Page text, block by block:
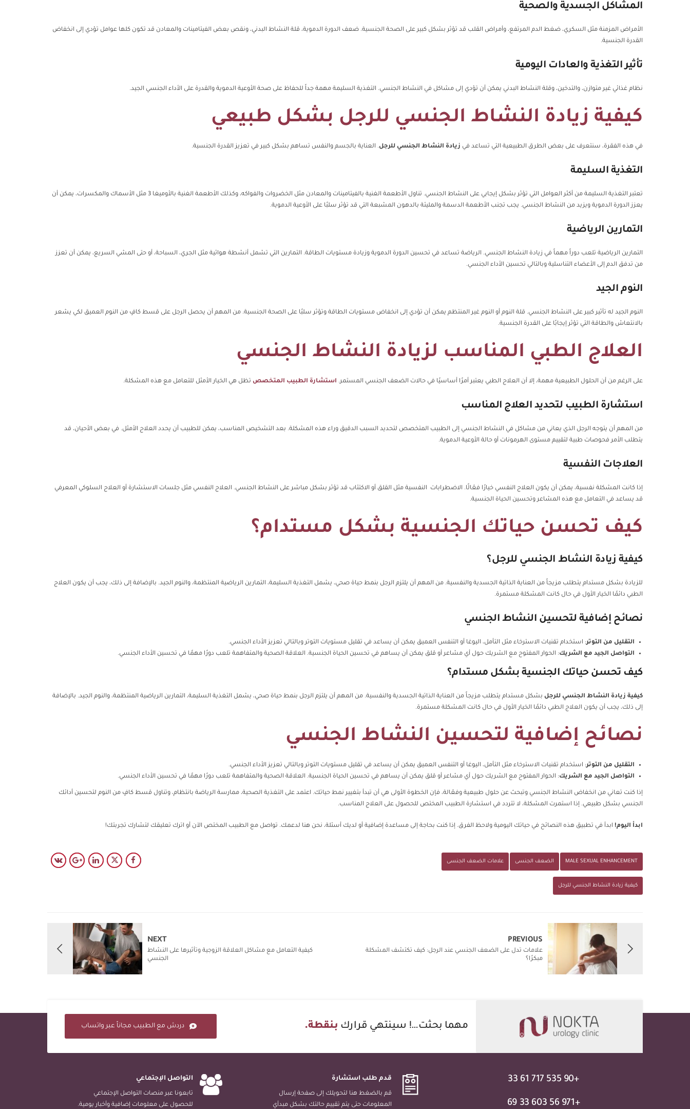
المشاكل الجسدية والصحية
الأمراض المزمنة مثل السكري، ضغط الدم المرتفع، وأمراض القلب قد تؤثر بشكل كبير على الصحة الجنسية. ضعف الدورة الدموية، قلة النشاط البدني، ونقص بعض الفيتامينات والمعادن قد تكون كلها عوامل تؤدي إلى انخفاض
القدرة الجنسية.
تأثير التغذية والعادات اليومية
نظام غذائي غير متوازن، والتدخين، وقلة النشاط البدني يمكن أن تؤدي إلى مشاكل في النشاط الجنسي. التغذية السليمة مهمة جداً للحفاظ على صحة الأوعية الدموية والقدرة على الأداء الجنسي الجيد.
كيفية زيادة النشاط الجنسي للرجل بشكل طبيعي
في هذه الفقرة، سنتعرف على بعض الطرق الطبيعية التي تساعد في زيادة النشاط الجنسي للرجل. العناية بالجسم والنفس تساهم بشكل كبير في تعزيز القدرة الجنسية.
التغذية السليمة
تعتبر التغذية السليمة من أكثر العوامل التي تؤثر بشكل إيجابي على النشاط الجنسي. تناول الأطعمة الغنية بالفيتامينات والمعادن مثل الخضروات والفواكه، وكذلك الأطعمة الغنية بالأوميغا 3 مثل الأسماك والمكسرات، يمكن أن
يعزز الدورة الدموية ويزيد من النشاط الجنسي. يجب تجنب الأطعمة الدسمة والمليئة بالدهون المشبعة التي قد تؤثر سلبًا على الأوعية الدموية.
التمارين الرياضية
التمارين الرياضية تلعب دوراً مهماً في زيادة النشاط الجنسي. الرياضة تساعد في تحسين الدورة الدموية وزيادة مستويات الطاقة. التمارين التي تشمل أنشطة هوائية مثل الجري، السباحة، أو حتى المشي السريع، يمكن أن تعزز
من تدفق الدم إلى الأعضاء التناسلية وبالتالي تحسين الأداء الجنسي.
النوم الجيد
النوم الجيد له تأثير كبير على النشاط الجنسي. قلة النوم أو النوم غير المنتظم يمكن أن تؤدي إلى انخفاض مستويات الطاقة وتؤثر سلبًا على الصحة الجنسية. من المهم أن يحصل الرجل على قسط كافٍ من النوم العميق لكي يشعر
بالانتعاش والطاقة التي تؤثر إيجابًا على القدرة الجنسية.
العلاج الطبي المناسب لزيادة النشاط الجنسي
على الرغم من أن الحلول الطبيعية مهمة، إلا أن العلاج الطبي يعتبر أمرًا أساسيًا في حالات الضعف الجنسي المستمر. استشارة الطبيب المتخصص تظل هي الخيار الأمثل للتعامل مع هذه المشكلة.
استشارة الطبيب لتحديد العلاج المناسب
من المهم أن يتوجه الرجل الذي يعاني من مشاكل في النشاط الجنسي إلى الطبيب المتخصص لتحديد السبب الدقيق وراء هذه المشكلة. بعد التشخيص المناسب، يمكن للطبيب أن يحدد العلاج الأمثل. في بعض الأحيان، قد
يتطلب الأمر فحوصات طبية لتقييم مستوى الهرمونات أو حالة الأوعية الدموية.
العلاجات النفسية
إذا كانت المشكلة نفسية، يمكن أن يكون العلاج النفسي خيارًا فعّالًا. الاضطرابات النفسية مثل القلق أو الاكتئاب قد تؤثر بشكل مباشر على النشاط الجنسي. العلاج النفسي مثل جلسات الاستشارة أو العلاج السلوكي المعرفي
قد يساعد في التعامل مع هذه المشاعر وتحسين الحياة الجنسية.
كيف تحسن حياتك الجنسية بشكل مستدام؟
كيفية زيادة النشاط الجنسي للرجل؟
للزيادة بشكل مستدام يتطلب مزيجاً من العناية الذاتية الجسدية والنفسية. من المهم أن يلتزم الرجل بنمط حياة صحي، يشمل التغذية السليمة، التمارين الرياضية المنتظمة، والنوم الجيد. بالإضافة إلى ذلك، يجب أن يكون العلاج
الطبي دائمًا الخيار الأول في حال كانت المشكلة مستمرة.
نصائح إضافية لتحسين النشاط الجنسي
التقليل من التوتر: استخدام تقنيات الاسترخاء مثل التأمل، اليوغا أو التنفس العميق يمكن أن يساعد في تقليل مستويات التوتر وبالتالي تعزيز الأداء الجنسي.
التواصل الجيد مع الشريك: الحوار المفتوح مع الشريك حول أي مشاعر أو قلق يمكن أن يساهم في تحسين الحياة الجنسية. العلاقة الصحية والمتفاهمة تلعب دورًا مهمًا في تحسين الأداء الجنسي.
كيف تحسن حياتك الجنسية بشكل مستدام؟
كيفية زيادة النشاط الجنسي للرجل بشكل مستدام يتطلب مزيجاً من العناية الذاتية الجسدية والنفسية. من المهم أن يلتزم الرجل بنمط حياة صحي، يشمل التغذية السليمة، التمارين الرياضية المنتظمة، والنوم الجيد. بالإضافة
إلى ذلك، يجب أن يكون العلاج الطبي دائمًا الخيار الأول في حال كانت المشكلة مستمرة.
نصائح إضافية لتحسين النشاط الجنسي
التقليل من التوتر: استخدام تقنيات الاسترخاء مثل التأمل، اليوغا أو التنفس العميق يمكن أن يساعد في تقليل مستويات التوتر وبالتالي تعزيز الأداء الجنسي.
التواصل الجيد مع الشريك: الحوار المفتوح مع الشريك حول أي مشاعر أو قلق يمكن أن يساهم في تحسين الحياة الجنسية. العلاقة الصحية والمتفاهمة تلعب دورًا مهمًا في تحسين الأداء الجنسي.
إذا كنت تعاني من انخفاض النشاط الجنسي وتبحث عن حلول طبيعية وفعّالة، فإن الخطوة الأولى هي أن تبدأ بتغيير نمط حياتك. اعتمد على التغذية الصحية، ممارسة الرياضة بانتظام، وتناول قسط كافٍ من النوم لتحسين أدائك
الجنسي بشكل طبيعي. إذا استمرت المشكلة، لا تتردد في استشارة الطبيب المختص للحصول على العلاج المناسب.
ابدأ اليوم! ابدأ في تطبيق هذه النصائح في حياتك اليومية ولاحظ الفرق. إذا كنت بحاجة إلى مساعدة إضافية أو لديك أسئلة، نحن هنا لدعمك. تواصل مع الطبيب المختص الآن أو اترك تعليقك لتشارك تجربتك!
MALE SEXUAL ENHANCEMENT الضعف الجنسى علامات الضعف الجنسى
كيفية زيادة النشاط الجنسي للرجل
PREVIOUS
علامات تدل على الضعف الجنسي عند الرجل: كيف تكتشف المشكلة
مبكرًا؟
NEXT
كيفية التعامل مع مشاكل العلاقة الزوجية وتأثيرها على النشاط
الجنسي
مهما بحثت…! سينتهي قرارك بنقطة. دردش مع الطبيب مجاناً عبر واتساب
+90 535 717 61 33
+971 56 603 33 69
قدم طلب استشارة
قم بالضغط هنا لتحويلك إلى صفحة إرسال
المعلومات حتى يتم تقييم حالتك بشكل مبدأي
التواصل الإجتماعي
تابعونا عبر منصات التواصل الإجتماعي
للحصول على معلومات إضافية وأخبار يومية.